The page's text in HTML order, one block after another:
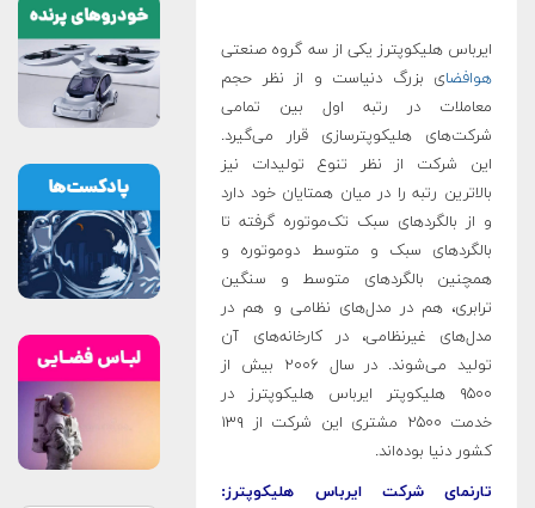
ایرباس هلیکوپترز یکی از سه گروه صنعتی
هوافضای بزرگ دنیاست و از نظر حجم
معاملات در رتبه اول بین تمامی
شرکت‌های هلیکوپترسازی قرار می‌گیرد.
این شرکت از نظر تنوع تولیدات نیز
بالاترین رتبه را در میان همتایان خود دارد
و از بالگردهای سبک تک‌موتوره گرفته تا
بالگردهای سبک و متوسط دوموتوره و
همچنین بالگردهای متوسط و سنگین
ترابری، هم در مدل‌های نظامی و هم در
مدل‌های غیرنظامی، در کارخانه‌های آن
تولید می‌شوند. در سال ۲۰۰۶ بیش از
۹۵۰۰ هلیکوپتر ایرباس هلیکوپترز در
خدمت ۲۵۰۰ مشتری این شرکت از ۱۳۹
کشور دنیا بوده‌اند.
تارنمای شرکت ایرباس هلیکوپترز: